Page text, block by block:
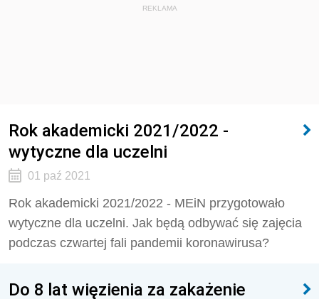
REKLAMA
Rok akademicki 2021/2022 -
wytyczne dla uczelni
01 paź 2021
Rok akademicki 2021/2022 - MEiN przygotowało
wytyczne dla uczelni. Jak będą odbywać się zajęcia
podczas czwartej fali pandemii koronawirusa?
Do 8 lat więzienia za zakażenie